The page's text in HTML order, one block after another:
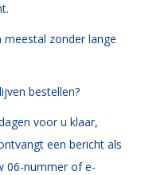
.
zonder lange
bestellen?
voor u klaar,
een bericht als
06-nummer of e-